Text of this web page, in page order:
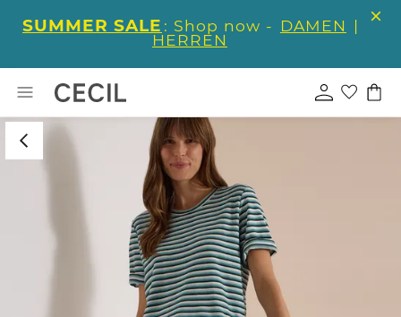
SUMMER SALE : Shop now - DAMEN |
HERREN